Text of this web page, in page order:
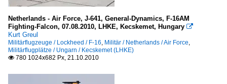
Netherlands - Air Force, J-641, General-Dynamics, F-16AM
Fighting-Falcon, 07.08.2010, LHKE, Kecskemet, Hungary 
Kurt Greul
Militärflugzeuge / Lockheed / F-16, Militär / Netherlands / Air Force,
Militärflugplätze / Ungarn / Kecskemet (LHKE)
 780 1024x682 Px, 21.10.2010